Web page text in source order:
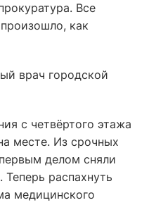
Все
как
врач городской
с четвёртого этажа
месте. Из срочных
делом сняли
распахнуть
медицинского